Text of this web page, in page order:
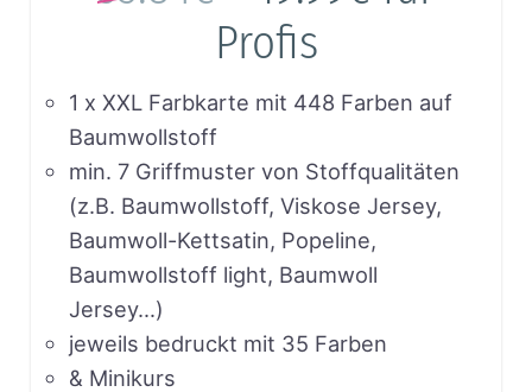
Profis
1 x XXL Farbkarte mit 448 Farben auf
Baumwollstoff
min. 7 Griffmuster von Stoffqualitäten
(z.B. Baumwollstoff, Viskose Jersey,
Baumwoll-Kettsatin, Popeline,
Baumwollstoff light, Baumwoll
Jersey…)
jeweils bedruckt mit 35 Farben
& Minikurs